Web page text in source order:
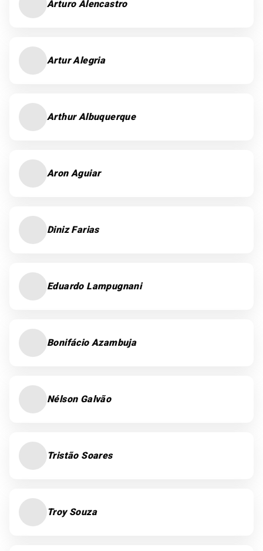
Arturo Alencastro
Artur Alegria
Arthur Albuquerque
Aron Aguiar
Diniz Farias
Eduardo Lampugnani
Bonifácio Azambuja
Nélson Galvão
Tristão Soares
Troy Souza